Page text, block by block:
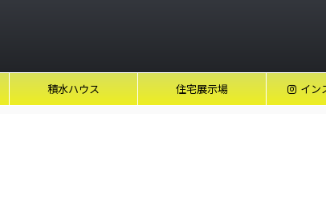
積水ハウス 住宅展示場 イン